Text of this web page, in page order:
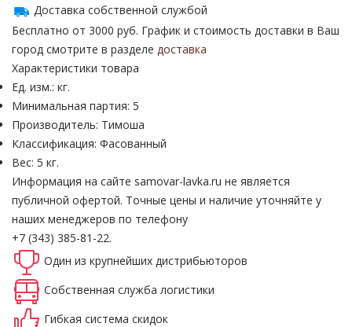
Доставка собственной службой
Бесплатно от 3000 руб. График и стоимость доставки в Ваш
город смотрите в разделе доставка
Характеристики товара
Ед. изм.: кг.
Минимальная партия: 5
Производитель: Тимоша
Классификация: Фасованный
Вес: 5 кг.
Информация на сайте samovar-lavka.ru не является
публичной офертой. Точные цены и наличие уточняйте у
наших менеджеров по телефону
+7 (343) 385-81-22.
Один из крупнейших дистрибьюторов
Собственная служба логистики
Гибкая система скидок